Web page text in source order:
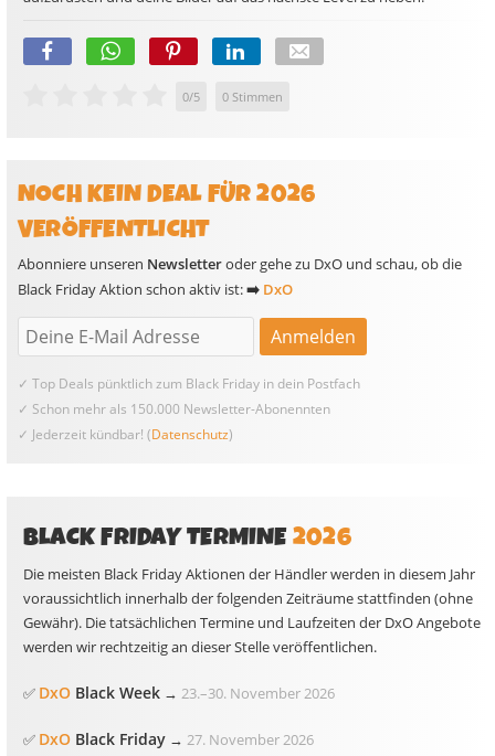
0/5 0 Stimmen
NOCH KEIN DEAL FÜR 2026
VERÖFFENTLICHT
Abonniere unseren Newsletteroder gehe zu DxO und schau, ob die
Black Friday Aktion schon aktiv ist:➡️ DxO
✓ Top Deals pünktlich zum Black Friday in dein Postfach
✓ Schon mehr als 150.000 Newsletter-Abonennten
✓ Jederzeit kündbar! (Datenschutz)
BLACK FRIDAY TERMINE2026
Die meisten Black Friday Aktionen der Händler werden in diesem Jahr
voraussichtlich innerhalb der folgenden Zeiträume stattfinden (ohne
Gewähr). Die tatsächlichen Termine und Laufzeiten der DxO Angebote
werden wir rechtzeitig an dieser Stelle veröffentlichen.
✅ DxO Black Week → 23.–30. November 2026
✅ DxO Black Friday → 27. November 2026